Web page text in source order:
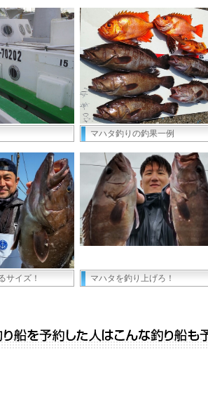
マハタ釣りの釣果一例
サイズ！ マハタを釣り上げろ！